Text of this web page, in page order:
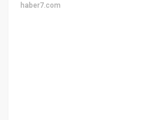
haber7.com